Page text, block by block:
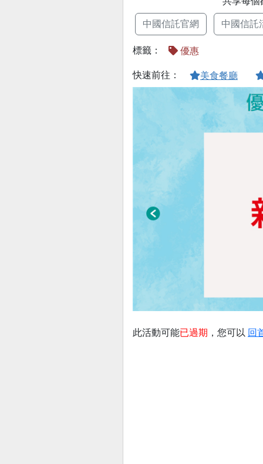
中國信託官網 中國信託
標籤： 優惠
快速前往： 美食餐廳
此活動可能已過期 ，您可以 回